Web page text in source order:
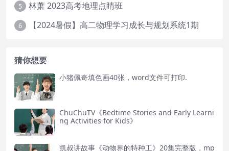
5 林萧 2023高考地理点睛班
6 【2024暑假】高二物理学习成长与规划系统1期
猜你想要
小猪佩奇填色画40张，word文件可打印.
ChuChuTV《Bedtime Stories and Early Learni
ng Activities for Kids》
凯叔讲故事《动物界的特种工》20集完整版，mp